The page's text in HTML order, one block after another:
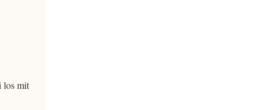
los mit